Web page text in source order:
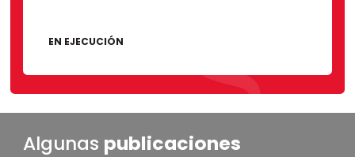
EN EJECUCIÓN
Algunas publicaciones